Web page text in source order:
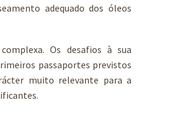
adequado dos óleos
Os desafios à sua
passaportes previstos
muito relevante para a